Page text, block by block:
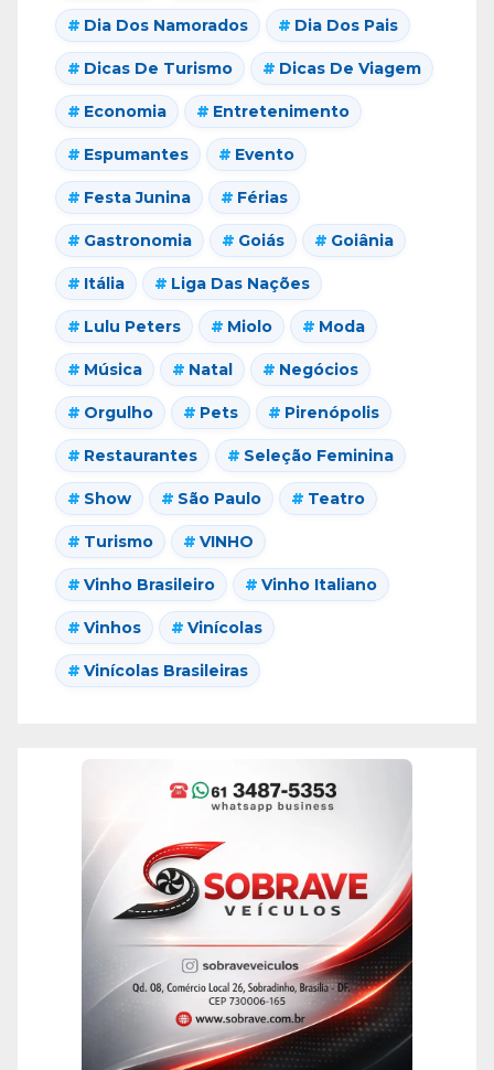
Dia Dos Namorados Dia Dos Pais
Dicas De Turismo Dicas De Viagem
Economia Entretenimento
Espumantes Evento
Festa Junina Férias
Gastronomia Goiás Goiânia
Itália Liga Das Nações
Lulu Peters Miolo Moda
Música Natal Negócios
Orgulho Pets Pirenópolis
Restaurantes Seleção Feminina
Show São Paulo Teatro
Turismo VINHO
Vinho Brasileiro Vinho Italiano
Vinhos Vinícolas
Vinícolas Brasileiras